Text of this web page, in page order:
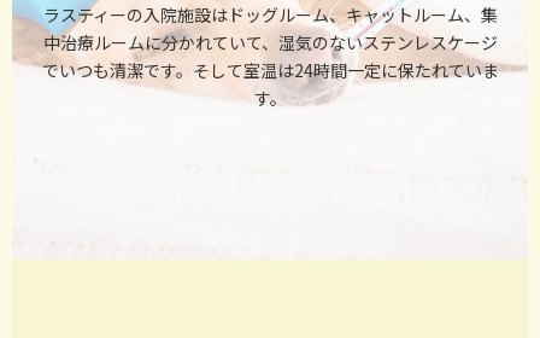
ラスティーの入院施設はドッグルーム、キャットルーム、集
中治療ルームに分かれていて、湿気のないステンレスケージ
でいつも清潔です。そして室温は24時間一定に保たれていま
す。